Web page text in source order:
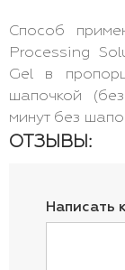
Способ
Processing
Gel в
шапочкой
минут без
ОТЗЫВЫ:
Написать